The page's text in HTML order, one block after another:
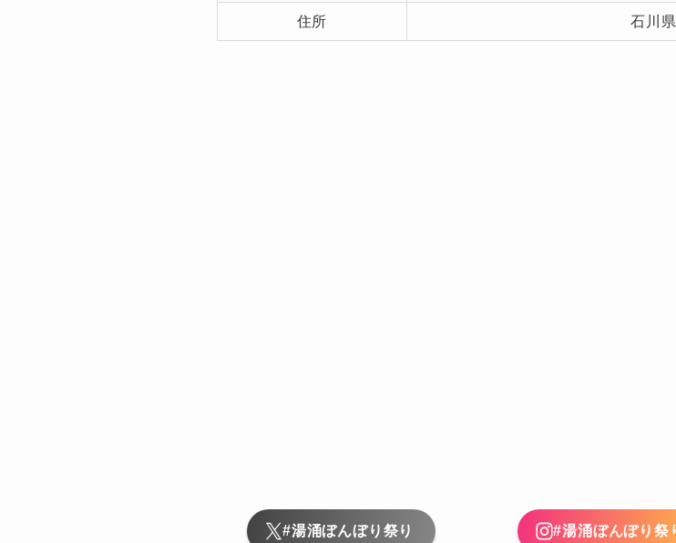
住所 石川
#湯涌ぼんぼり祭り #湯涌ぼんぼり祭